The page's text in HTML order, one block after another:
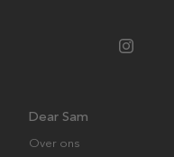
Dear Sam
Over ons